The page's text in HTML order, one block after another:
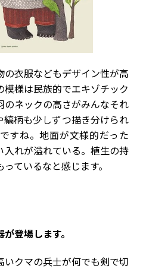
衣服などもデザイン性が高
様は民族的でエキゾチック
ネックの高さがみんなそれ
柄も少しずつ描き分けられ
すね。地面が文様的だった
入れが溢れている。植生の持
ているなと感じます。
が登場します。
クマの兵士が何でも剣で切